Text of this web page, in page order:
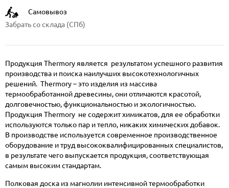
Самовывоз
Забрать со склада (СПб)
Продукция Thermory является результатом успешного развития
производства и поиска наилучших высокотехнологичных
решений. Thermory – это изделия из массива
термообработанной древесины, они отличаются красотой,
долговечностью, функциональностью и экологичностью.
Продукция Thermory не содержит химикатов, для ее обработки
используются только пар и тепло, никаких химических добавок.
В производстве используется современное производственное
оборудование и труд высококвалифицированных специалистов,
в результате чего выпускается продукция, соответствующая
самым высоким стандартам.
Полковая доска из магнолии интенсивной термообработки